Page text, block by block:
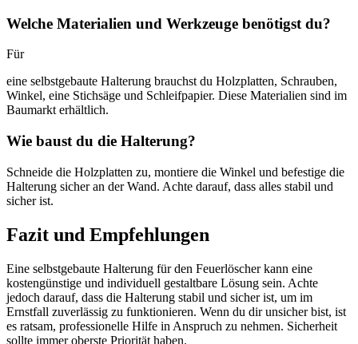
Welche Materialien und Werkzeuge benötigst du?
Für
eine selbstgebaute Halterung brauchst du Holzplatten, Schrauben,
Winkel, eine Stichsäge und Schleifpapier. Diese Materialien sind im
Baumarkt erhältlich.
Wie baust du die Halterung?
Schneide die Holzplatten zu, montiere die Winkel und befestige die
Halterung sicher an der Wand. Achte darauf, dass alles stabil und
sicher ist.
Fazit und Empfehlungen
Eine selbstgebaute Halterung für den Feuerlöscher kann eine
kostengünstige und individuell gestaltbare Lösung sein. Achte
jedoch darauf, dass die Halterung stabil und sicher ist, um im
Ernstfall zuverlässig zu funktionieren. Wenn du dir unsicher bist, ist
es ratsam, professionelle Hilfe in Anspruch zu nehmen. Sicherheit
sollte immer oberste Priorität haben.